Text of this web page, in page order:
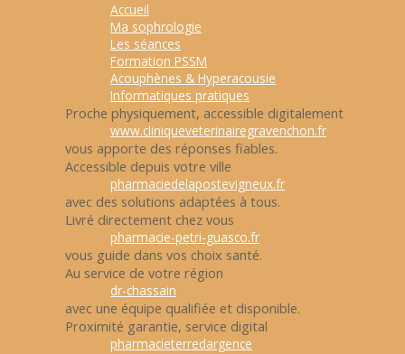
Accueil
Ma sophrologie
Les séances
Formation PSSM
Acouphènes & Hyperacousie
Informatiques pratiques
Proche physiquement, accessible digitalement
www.cliniqueveterinairegravenchon.fr
vous apporte des réponses fiables.
Accessible depuis votre ville
pharmaciedelapostevigneux.fr
avec des solutions adaptées à tous.
Livré directement chez vous
pharmacie-petri-guasco.fr
vous guide dans vos choix santé.
Au service de votre région
dr-chassain
avec une équipe qualifiée et disponible.
Proximité garantie, service digital
pharmacieterredargence